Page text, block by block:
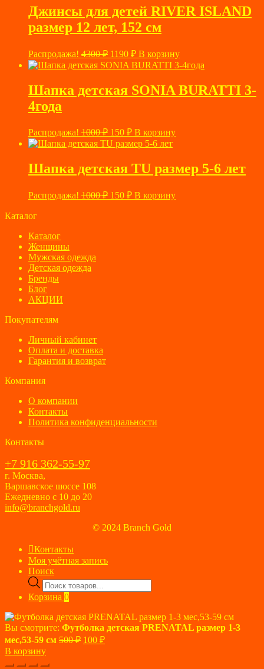
Джинсы для детей RIVER ISLAND
размер 12 лет, 152 см
Распродажа! 4300₽ Первоначальная
цена
составляла
4300 ₽.
1190 ₽Текущая
цена:
В корзину
Шапка детская SONIA BURATTI 3-
4года
Распродажа! 1000₽ Первоначальная
цена
составляла
1000 ₽.
150 ₽Текущая
цена:
В корзину
Шапка детская TU размер 5-6 лет
Распродажа! 1000₽ Первоначальная
150 ₽Текущая
цена:
В корзину
Каталог
Каталог
Женщины
Мужская одежда
Детская одежда
Бренды
Блог
АКЦИИ
Покупателям
Личный кабинет
Оплата и доставка
Гарантия и возврат
Компания
О компании
Контакты
Политика конфиденциальности
Контакты
+7 916 362-55-97
г. Москва,
Варшавское шоссе 108
Ежедневно с 10 до 20
info@branchgold.ru
© 2024 Branch Gold
Контакты
Моя учётная запись
Поиск
Поиск
товаров
Корзина 0
Вы смотрите: Футболка детская PRENATAL размер 1-3
мес,53-59 см 500₽ Первоначальная
100 ₽Текущая
В корзину